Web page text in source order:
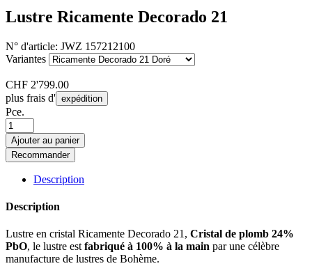
Lustre Ricamente Decorado 21
N° d'article: JWZ 157212100
Variantes
CHF 2'799.00
plus frais d' expédition
Pce.
Ajouter au panier
Recommander
Description
Description
Lustre en cristal Ricamente Decorado 21, Cristal de plomb 24%
PbO, le lustre est fabriqué à 100% à la main par une célèbre
manufacture de lustres de Bohème.